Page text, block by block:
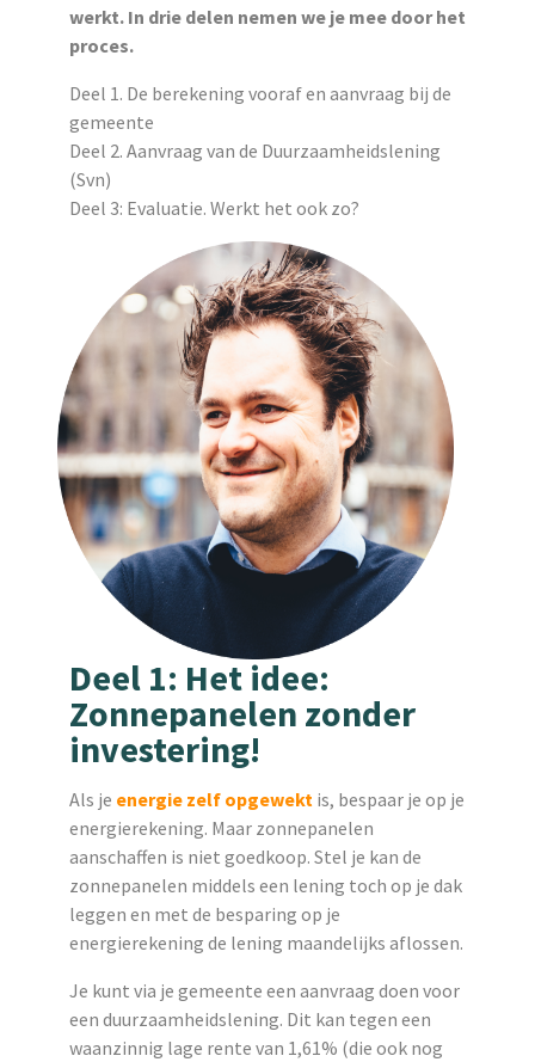
werkt. In drie delen nemen we je mee door het
proces.
Deel 1. De berekening vooraf en aanvraag bij de
gemeente
Deel 2. Aanvraag van de Duurzaamheidslening
(Svn)
Deel 3: Evaluatie. Werkt het ook zo?
Deel 1: Het idee:
Zonnepanelen zonder
investering!
Als je energie zelf opgewektis, bespaar je op je
energierekening. Maar zonnepanelen
aanschaffen is niet goedkoop. Stel je kan de
zonnepanelen middels een lening toch op je dak
leggen en met de besparing op je
energierekening de lening maandelijks aflossen.
Je kunt via je gemeente een aanvraag doen voor
een duurzaamheidslening. Dit kan tegen een
waanzinnig lage rente van 1,61% (die ook nog